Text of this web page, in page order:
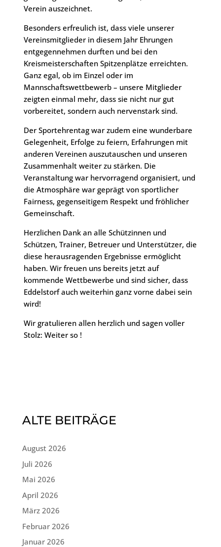
Verein auszeichnet.
Besonders erfreulich ist, dass viele unserer
Vereinsmitglieder in diesem Jahr Ehrungen
entgegennehmen durften und bei den
Kreismeisterschaften Spitzenplätze erreichten.
Ganz egal, ob im Einzel oder im
Mannschaftswettbewerb – unsere Mitglieder
zeigten einmal mehr, dass sie nicht nur gut
vorbereitet, sondern auch nervenstark sind.
Der Sportehrentag war zudem eine wunderbare
Gelegenheit, Erfolge zu feiern, Erfahrungen mit
anderen Vereinen auszutauschen und unseren
Zusammenhalt weiter zu stärken. Die
Veranstaltung war hervorragend organisiert, und
die Atmosphäre war geprägt von sportlicher
Fairness, gegenseitigem Respekt und fröhlicher
Gemeinschaft.
Herzlichen Dank an alle Schützinnen und
Schützen, Trainer, Betreuer und Unterstützer, die
diese herausragenden Ergebnisse ermöglicht
haben. Wir freuen uns bereits jetzt auf
kommende Wettbewerbe und sind sicher, dass
Eddelstorf auch weiterhin ganz vorne dabei sein
wird!
Wir gratulieren allen herzlich und sagen voller
Stolz: Weiter so !
ALTE BEITRÄGE
August 2026
Juli 2026
Mai 2026
April 2026
März 2026
Februar 2026
Januar 2026